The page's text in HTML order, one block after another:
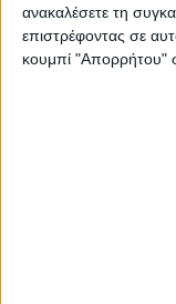
ανακαλέσετε τη
επιστρέφοντας σε
κουμπί "Απορρήτου"
ΤΡΑΠΕΖΙΑ